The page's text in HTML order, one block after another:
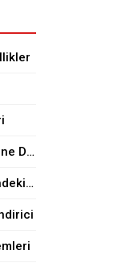
Kız İsimleri: Geleneksel Türk İsimlerine Dair
Akkoyunlu Devletinin Tarih Sahnesindeki Yeri